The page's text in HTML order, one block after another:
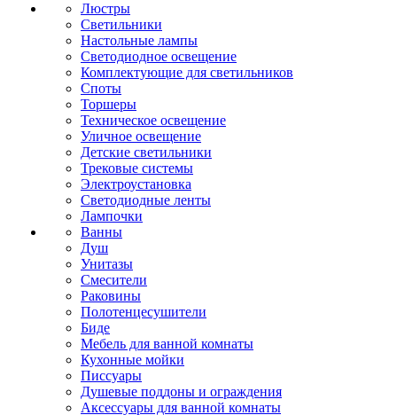
Люстры
Светильники
Настольные лампы
Светодиодное освещение
Комплектующие для светильников
Споты
Торшеры
Техническое освещение
Уличное освещение
Детские светильники
Трековые системы
Электроустановка
Светодиодные ленты
Лампочки
Ванны
Душ
Унитазы
Смесители
Раковины
Полотенцесушители
Биде
Мебель для ванной комнаты
Кухонные мойки
Писсуары
Душевые поддоны и ограждения
Аксессуары для ванной комнаты